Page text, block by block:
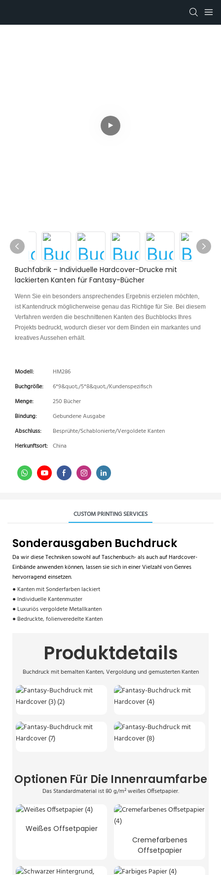
Buchfabrik – Individuelle Hardcover-Drucke mit
lackierten Kanten für Fantasy-Bücher
Wenn Sie ein besonders ansprechendes Ergebnis erzielen möchten,
ist Kantendruck möglicherweise genau das Richtige für Sie. Bei diesem
Verfahren werden die beschnittenen Kanten des Buchblocks Ihres
Projekts bedruckt, wodurch dieser vor dem Binden ein markantes und
kreatives Aussehen erhält.
Modell:
HM286
Buchgröße:
6*9&quot;/5*8&quot;/Kundenspezifisch
Menge:
250 Bücher
Bindung:
Gebundene Ausgabe
Abschluss:
Besprühte/Schablonierte/Vergoldete Kanten
Herkunftsort: China
CUSTOM PRINTING SERVICES
Sonderausgaben Buchdruck
Da wir diese Techniken sowohl auf Taschenbuch- als auch auf Hardcover-
Einbände anwenden können, lassen sie sich in einer Vielzahl von Genres
hervorragend einsetzen.
● Kanten mit Sonderfarben lackiert
● Individuelle Kantenmuster
● Luxuriös vergoldete Metallkanten
● Bedruckte, folienveredelte Kanten
Produktdetails
Buchdruck mit bemalten Kanten, Vergoldung und gemusterten Kanten
Optionen Für Die Innenraumfarbe
Das Standardmaterial ist 80 g/m² weißes Offsetpapier.
Weißes Offsetpapier
Cremefarbenes
Offsetpapier